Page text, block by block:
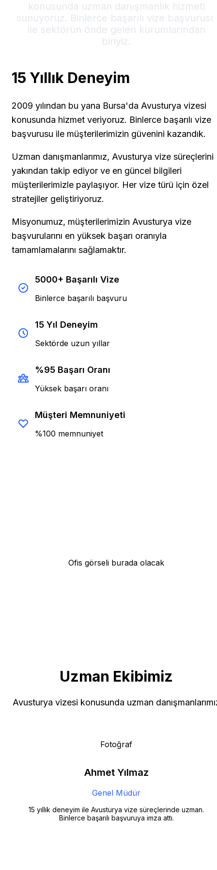
konusunda uzman danışmanlık hizmeti
sunuyoruz. Binlerce başarılı vize başvurusu
ile sektörün önde gelen kurumlarından
biriyiz.
15 Yıllık Deneyim
2009 yılından bu yana Bursa'da Avusturya vizesi
konusunda hizmet veriyoruz. Binlerce başarılı vize
başvurusu ile müşterilerimizin güvenini kazandık.
Uzman danışmanlarımız, Avusturya vize süreçlerini
yakından takip ediyor ve en güncel bilgileri
müşterilerimizle paylaşıyor. Her vize türü için özel
stratejiler geliştiriyoruz.
Misyonumuz, müşterilerimizin Avusturya vize
başvurularını en yüksek başarı oranıyla
tamamlamalarını sağlamaktır.
5000+ Başarılı Vize
Binlerce başarılı başvuru
15 Yıl Deneyim
Sektörde uzun yıllar
%95 Başarı Oranı
Yüksek başarı oranı
Müşteri Memnuniyeti
%100 memnuniyet
Ofis görseli burada olacak
Uzman Ekibimiz
Avusturya vizesi konusunda uzman
Fotoğraf
Ahmet Yılmaz
Genel Müdür
15 yıllık deneyim ile Avusturya vize süreçlerinde uzman.
Binlerce başarılı başvuruya imza attı.